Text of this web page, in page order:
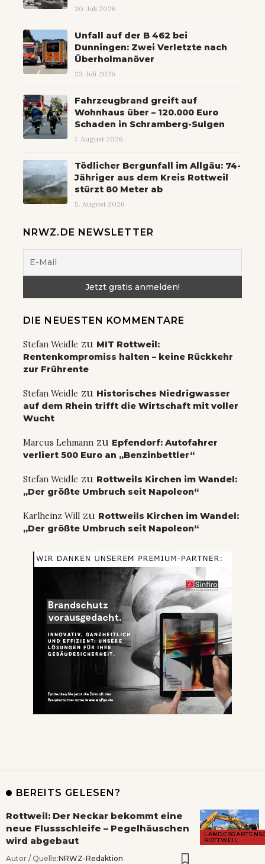
30. Juli 2026
Unfall auf der B 462 bei
Dunningen: Zwei Verletzte nach
Überholmanöver
23. Juli 2026
Fahrzeugbrand greift auf
Wohnhaus über – 120.000 Euro
Schaden in Schramberg-Sulgen
1. August 2026
Tödlicher Bergunfall im Allgäu: 74-
Jähriger aus dem Kreis Rottweil
stürzt 80 Meter ab
5. August 2026
NRWZ.DE NEWSLETTER
DIE NEUESTEN KOMMENTARE
Stefan Weidle zu MIT Rottweil:
Rentenkompromiss halten – keine Rückkehr
zur Frührente
Stefan Weidle zu Historisches Niedrigwasser
auf dem Rhein trifft die Wirtschaft mit voller
Wucht
Marcus Lehmann zu Epfendorf: Autofahrer
verliert 500 Euro an „Benzinbettler“
Stefan Weidle zu Rottweils Kirchen im Wandel:
„Der größte Umbruch seit Napoleon“
Karlheinz Will zu Rottweils Kirchen im Wandel:
„Der größte Umbruch seit Napoleon“
BEREITS GELESEN?
ROTTWEIL
Rottweil: Der Neckar bekommt eine
neue Flussschleife – Pegelhäuschen
wird abgebaut
Autor / Quelle:NRWZ-Redaktion